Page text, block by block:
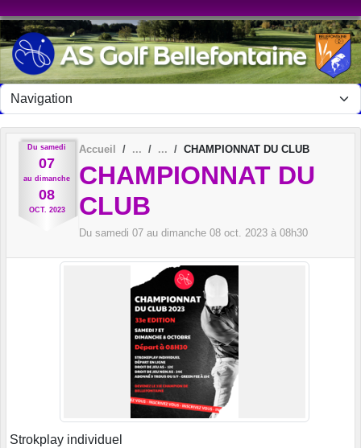
Du samedi
07
au dimanche
08
OCT. 2023
Accueil CHAMPIONNAT DU CLUB
CHAMPIONNAT DU
CLUB
Du samedi 07 au dimanche 08 oct. 2023 à 08h30
Strokplay individuel